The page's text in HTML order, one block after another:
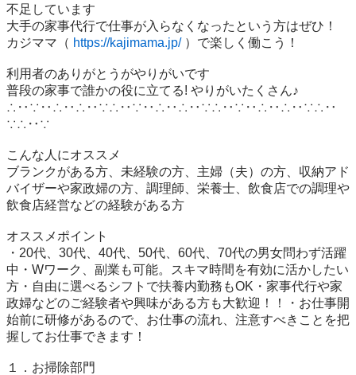
不足しています
大手の家事代行で仕事が入らなくなったという方はぜひ！
カジママ（ https://kajimama.jp/ ）で楽しく働こう！
利用者のありがとうがやりがいです
普段の家事で誰かの役に立てる! やりがいたくさん♪
∴‥∵‥∴‥∴‥∵∴‥∵‥∴‥∴‥∵∴‥∵‥∴‥∴‥∵∴‥
∵∴‥∵
こんな人にオススメ
ブランクがある方、未経験の方、主婦（夫）の方、収納アド
バイザーや家政婦の方、調理師、栄養士、飲食店での調理や
飲食店経営などの経験がある方
オススメポイント
・20代、30代、40代、50代、60代、70代の男女問わず活躍
中・Wワーク、副業も可能。スキマ時間を有効に活かしたい
方・自由に選べるシフトで扶養内勤務もOK・家事代行や家
政婦などのご経験者や興味がある方も大歓迎！！・お仕事開
始前に研修があるので、お仕事の流れ、注意すべきことを把
握してお仕事できます！
１．お掃除部門